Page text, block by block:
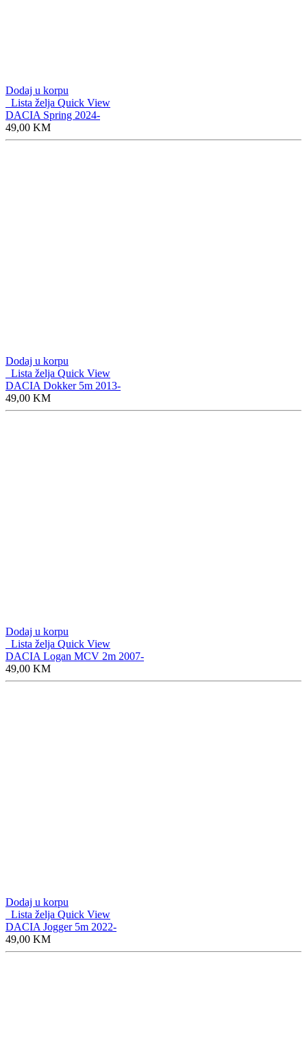
Dodaj u korpu
Lista želja Quick View
DACIA Spring 2024-
49,00 KM
Dodaj u korpu
Lista želja Quick View
DACIA Dokker 5m 2013-
49,00 KM
Dodaj u korpu
Lista želja Quick View
DACIA Logan MCV 2m 2007-
49,00 KM
Dodaj u korpu
Lista želja Quick View
DACIA Jogger 5m 2022-
49,00 KM